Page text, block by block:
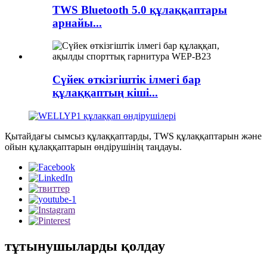
TWS Bluetooth 5.0 құлаққаптары
арнайы...
Сүйек өткізгіштік ілмегі бар
құлаққаптың кіші...
Қытайдағы сымсыз құлаққаптарды, TWS құлаққаптарын және
ойын құлаққаптарын өндірушінің таңдауы.
тұтынушыларды қолдау